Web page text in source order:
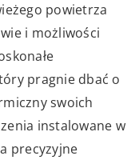
powietrza
i możliwości
pragnie dbać o
swoich
instalowane w
precyzyjne